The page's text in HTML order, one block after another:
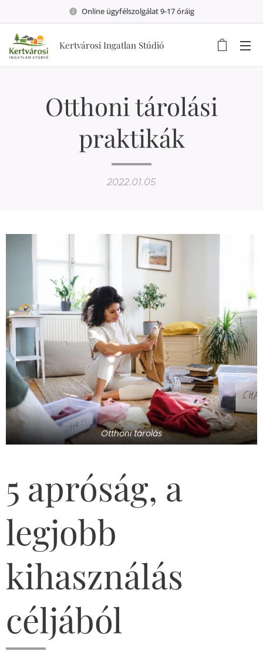
Online ügyfélszolgálat 9-17 óráig
Kertvárosi Ingatlan Stúdió
Otthoni tárolási
praktikák
2022.01.05
Otthoni tárolás
5 apróság, a
legjobb
kihasználás
céljából